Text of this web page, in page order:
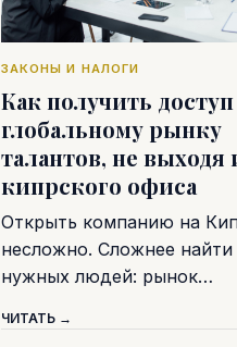
ЗАКОНЫ И НАЛОГИ
Как получить
глобальному рынку
талантов, не выходя
кипрского офиса
Открыть компанию на
несложно. Сложнее найти
нужных людей: рынок…
ЧИТАТЬ →